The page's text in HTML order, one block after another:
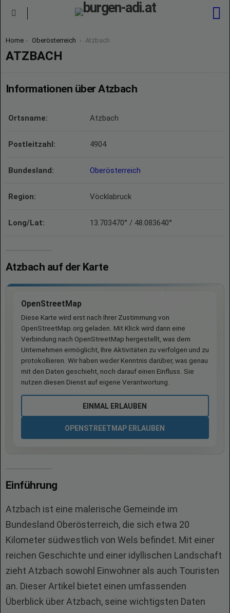
You are here:
Home Oberösterreich Atzbach
ATZBACH
Informationen über Atzbach
Ortsname: Atzbach
Postleitzahl: 4904
Bundesland: Oberösterreich
Region: Vöcklabruck
Long/Lat: 13.703470° / 48.083640°
Atzbach auf der Karte
OpenStreetMap
Diese Karte wird erst nach Ihrer Zustimmung von
OpenStreetMap.org geladen. Mit Klick wird dann eine
Verbindung nach OpenStreetMap hergestellt, was dem
Unternehmen ermöglicht, Ihre Aktivitäten zu verfolgen und zu
protokollieren. Wir haben weder Kenntnis darüber, was genau
mit den Daten geschieht, noch darauf einen Einfluss. Sie
nutzen diesen Dienst auf eigene Verantwortung.
EINMAL ERLAUBEN
OPENSTREETMAP ERLAUBEN
Einführung
Atzbach ist eine malerische Gemeinde im
Bundesland Oberösterreich, die sich etwa 20
Kilometer südwestlich von Wels befindet. Mit einer
reichen Geschichte und einer idyllischen Landschaft
zieht Atzbach sowohl Einwohner als auch Touristen
an. Dieser Artikel bietet einen umfassenden
Überblick über Atzbach, seine wichtigsten Daten